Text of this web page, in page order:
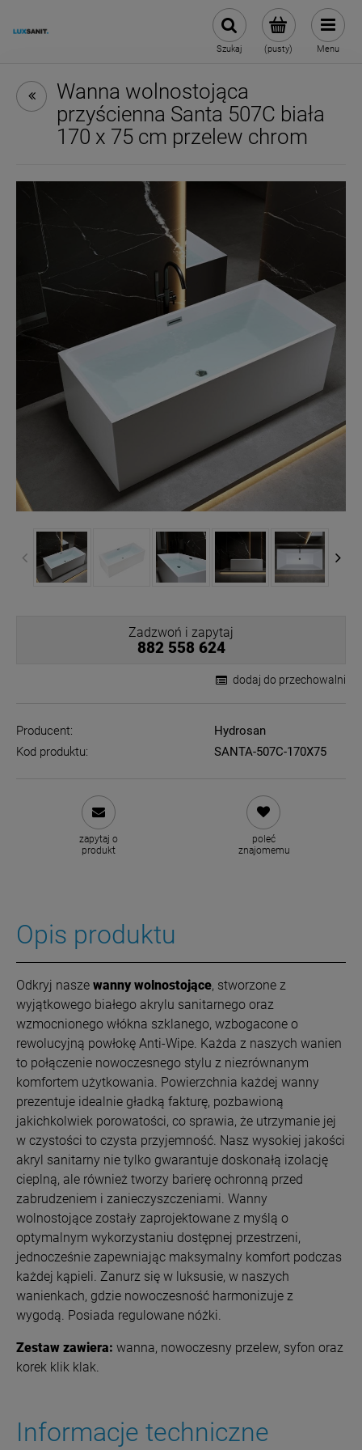
(pusty)
Szukaj Menu
Wanna wolnostojąca
przyścienna Santa 507C biała
170 x 75 cm przelew chrom
Zadzwoń i zapytaj
882 558 624
dodaj do przechowalni
Producent:
Hydrosan
Kod produktu:
SANTA-507C-170X75
zapytaj o
produkt
poleć
znajomemu
Opis produktu
Odkryj nasze wanny wolnostojące, stworzone z
wyjątkowego białego akrylu sanitarnego oraz
wzmocnionego włókna szklanego, wzbogacone o
rewolucyjną powłokę Anti-Wipe. Każda z naszych wanien
to połączenie nowoczesnego stylu z niezrównanym
komfortem użytkowania. Powierzchnia każdej wanny
prezentuje idealnie gładką fakturę, pozbawioną
jakichkolwiek porowatości, co sprawia, że utrzymanie jej
w czystości to czysta przyjemność. Nasz wysokiej jakości
akryl sanitarny nie tylko gwarantuje doskonałą izolację
cieplną, ale również tworzy barierę ochronną przed
zabrudzeniem i zanieczyszczeniami. Wanny
wolnostojące zostały zaprojektowane z myślą o
optymalnym wykorzystaniu dostępnej przestrzeni,
jednocześnie zapewniając maksymalny komfort podczas
każdej kąpieli. Zanurz się w luksusie, w naszych
wanienkach, gdzie nowoczesność harmonizuje z
wygodą. Posiada regulowane nóżki.
Zestaw zawiera: wanna, nowoczesny przelew, syfon oraz
korek klik klak.
Informacje techniczne